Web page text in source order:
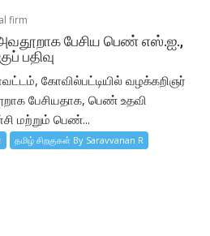
firm
பேசிய பெண் எஸ்.ஐ.,
பதிவு
மாவட்டம், கோவில்பட்டியில் வழக்கறிஞர்
பேசியதாக, பெண் உதவி
மற்றும் பெண்...
தமிழ் சிறகுகள் By Saravvanan R